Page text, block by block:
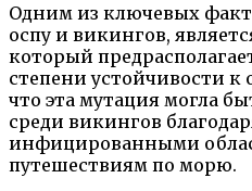
Одним из ключевых
оспу и викингов,
который
степени устойчивости к
что эта мутация могла
среди викингов
инфицированными
путешествиям по морю.